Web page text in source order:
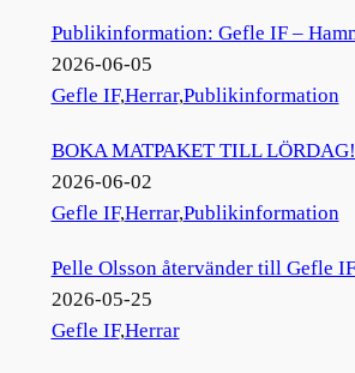
Publikinformation: Gefle IF –
2026-06-05
Gefle IF,Herrar,Publikinformation
BOKA MATPAKET TILL LÖRDAG!
2026-06-02
Gefle IF,Herrar,Publikinformation
Pelle Olsson återvänder till Gefle IF
2026-05-25
Gefle IF,Herrar